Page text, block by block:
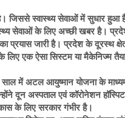
जिससे स्वास्थ्य सेवाओं में सुधार हुआ
सेवाओं के लिए अच्छी खबर है। प्रदेश
प्रयास जारी है। प्रदेश के दूरस्थ
एक ऐसा सिस्टम या मैकेनिज्म
में अटल आयुष्मान योजना के
दून अस्पताल एवं कॉरोनेशन
के लिए सरकार गंभीर है।